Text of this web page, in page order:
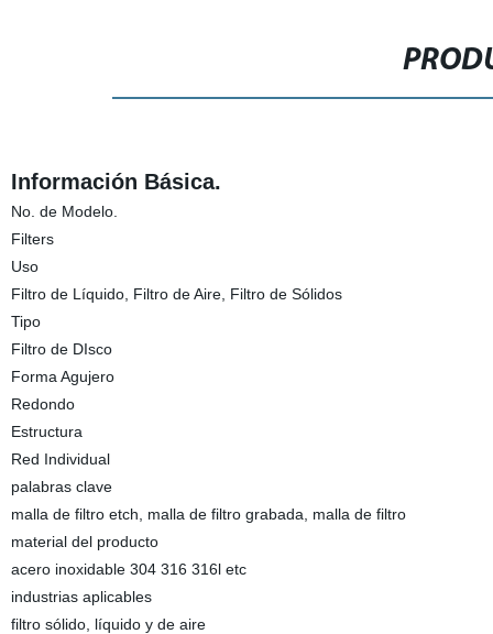
Información Básica.
No. de Modelo.
Filters
Uso
Filtro de Líquido, Filtro de Aire, Filtro de Sólidos
Tipo
Filtro de DIsco
Forma Agujero
Redondo
Estructura
Red Individual
palabras clave
malla de filtro etch, malla de filtro grabada, malla de filtro
material del producto
acero inoxidable 304 316 316l etc
industrias aplicables
filtro sólido, líquido y de aire